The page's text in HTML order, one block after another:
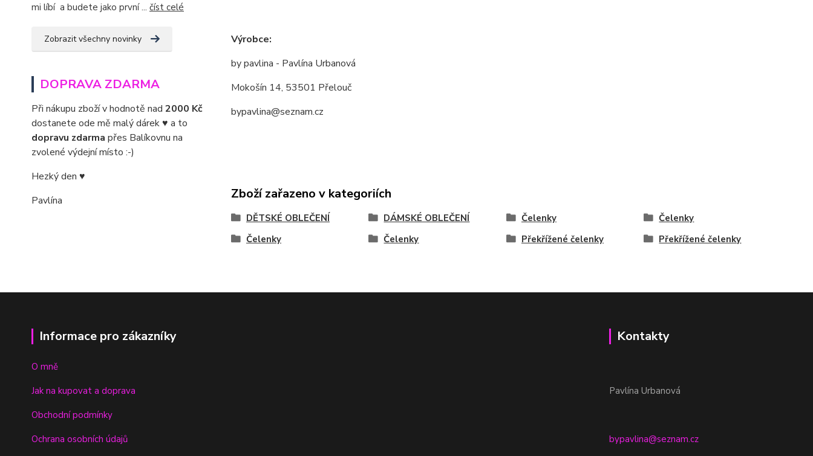
mi líbí a budete jako první ... číst celé
Zobrazit všechny novinky
DOPRAVA ZDARMA
Při nákupu zboží v hodnotě nad 2000 Kč
dostanete ode mě malý dárek ♥ a to
dopravu zdarma přes Balíkovnu na
zvolené výdejní místo :-)
Hezký den ♥
Pavlína
Výrobce:
by pavlina - Pavlína Urbanová
Mokošín 14, 53501 Přelouč
bypavlina@seznam.cz
Zboží zařazeno v kategoriích
DĚTSKÉ OBLEČENÍ DÁMSKÉ OBLEČENÍ Čelenky
Čelenky
Čelenky
Čelenky Překřížené čelenky Překřížené čelenky
Informace pro zákazníky
O mně
Jak na kupovat a doprava
Obchodní podmínky
Ochrana osobních údajů
Kontakty
Pavlína Urbanová
bypavlina@seznam.cz